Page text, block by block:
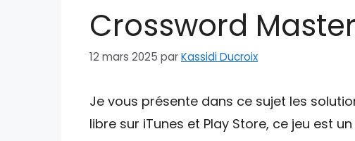
Crossword
12 mars 2025 parKassidi Ducroix
Je vous présente dans ce sujet les
libre sur iTunes et Play Store, ce jeu est